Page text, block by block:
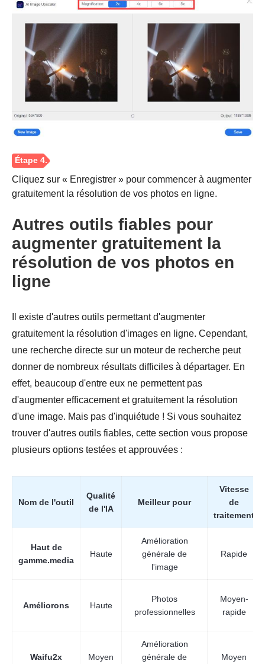
Étape 3.
Cliquez sur « Enregistrer » pour commencer à augmenter
gratuitement la résolution de vos photos en ligne.
Autres outils fiables pour
augmenter gratuitement la
résolution de vos photos en
ligne
Il existe d'autres outils permettant d'augmenter
gratuitement la résolution d'images en ligne. Cependant,
une recherche directe sur un moteur de recherche peut
donner de nombreux résultats difficiles à départager. En
effet, beaucoup d'entre eux ne permettent pas
d'augmenter efficacement et gratuitement la résolution
d'une image. Mais pas d'inquiétude ! Si vous souhaitez
trouver d'autres outils fiables, cette section vous propose
plusieurs options testées et approuvées :
Nom de l'outil
Qualité
de l'IA
Meilleur pour
Vitesse
de
traitement
Haut de
gamme.media
Haute
Amélioration
générale de
l'image
Rapide
Améliorons Haute
Photos
professionnelles
Moyen-
rapide
Waifu2x Moyen
Amélioration
générale de
Moyen